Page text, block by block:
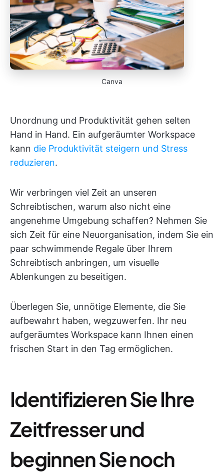
Canva
Unordnung und Produktivität gehen selten
Hand in Hand. Ein aufgeräumter Workspace
kann die Produktivität steigern und Stress
reduzieren.
Wir verbringen viel Zeit an unseren
Schreibtischen, warum also nicht eine
angenehme Umgebung schaffen? Nehmen Sie
sich Zeit für eine Neuorganisation, indem Sie ein
paar schwimmende Regale über Ihrem
Schreibtisch anbringen, um visuelle
Ablenkungen zu beseitigen.
Überlegen Sie, unnötige Elemente, die Sie
aufbewahrt haben, wegzuwerfen. Ihr neu
aufgeräumtes Workspace kann Ihnen einen
frischen Start in den Tag ermöglichen.
Identifizieren Sie Ihre
Zeitfresser und
beginnen Sie noch